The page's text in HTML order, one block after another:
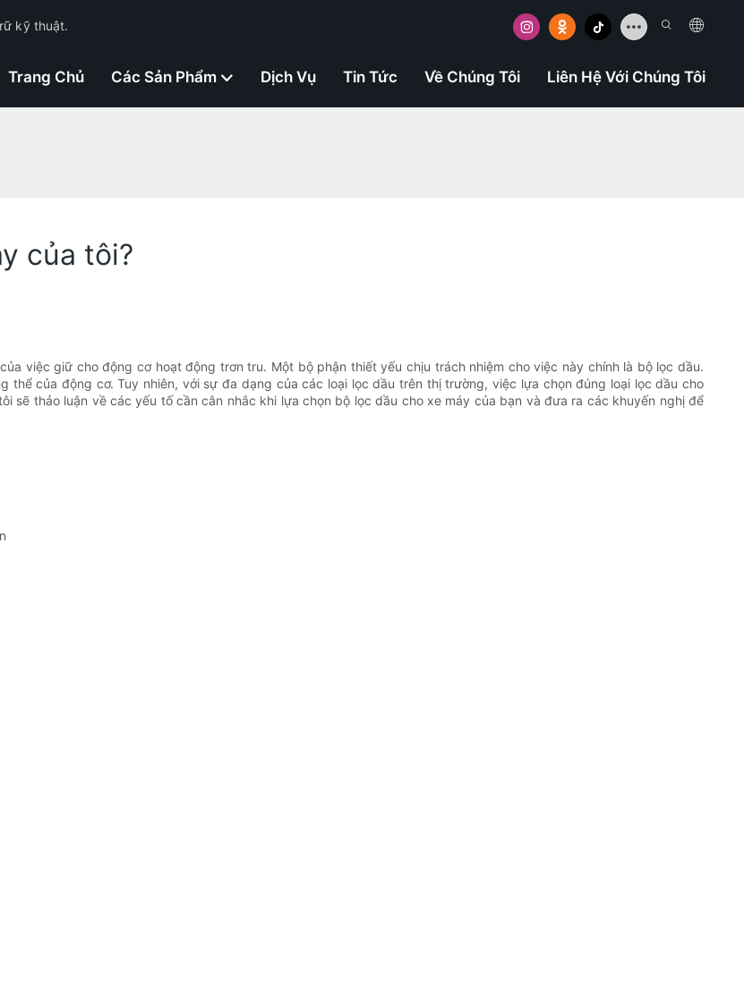
kỹ thuật.
Trang Chủ Các Sản Phẩm Dịch Vụ Tin Tức Về Chúng Tôi Liên Hệ Với Chúng Tôi
của tôi?
việc giữ cho động cơ hoạt động trơn tru. Một bộ phận thiết yếu chịu trách nhiệm cho việc này chính là bộ lọc dầu.
của động cơ. Tuy nhiên, với sự đa dạng của các loại lọc dầu trên thị trường, việc lựa chọn đúng loại lọc dầu cho
sẽ thảo luận về các yếu tố cần cân nhắc khi lựa chọn bộ lọc dầu cho xe máy của bạn và đưa ra các khuyến nghị để